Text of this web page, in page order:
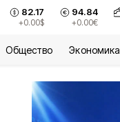
82.17
+0.00$
94.84
+0.00€
Общество Экономика